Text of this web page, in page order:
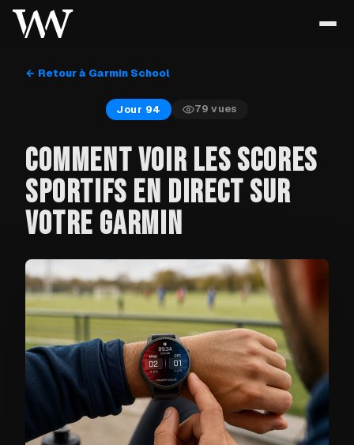
← Retour à Garmin School
Jour 94 79 vues
COMMENT VOIR LES SCORES
SPORTIFS EN DIRECT SUR
VOTRE GARMIN